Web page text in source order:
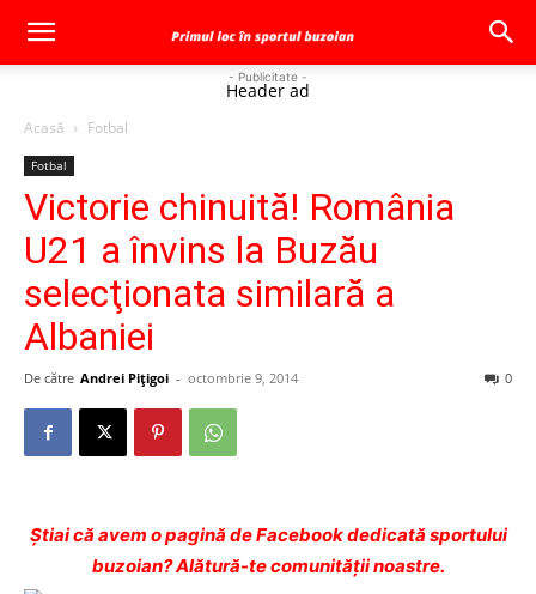
- Publicitate -
Header ad
Acasă Fotbal
Fotbal
Victorie chinuită! România
U21 a învins la Buzău
selecţionata similară a
Albaniei
De către Andrei Pițigoi - octombrie 9, 2014 0
Ştiai că avem o pagină de Facebook dedicată sportului
buzoian? Alătură-te comunității noastre.